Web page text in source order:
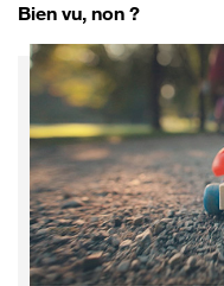
Bien vu, non ?